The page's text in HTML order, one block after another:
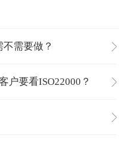
不需要做？
户要看ISO22000？